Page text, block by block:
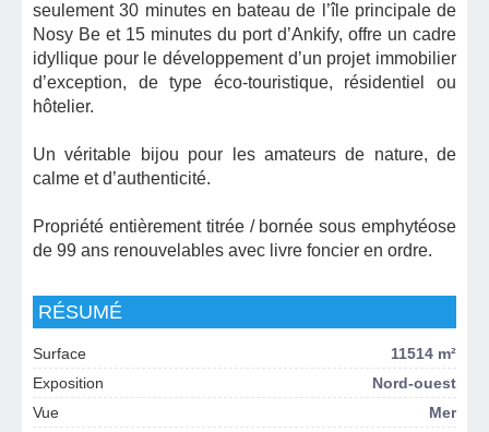
seulement 30 minutes en bateau de l’île principale de
Nosy Be et 15 minutes du port d’Ankify, offre un cadre
idyllique pour le développement d’un projet immobilier
d’exception, de type éco-touristique, résidentiel ou
hôtelier.
Un véritable bijou pour les amateurs de nature, de
calme et d’authenticité.
Propriété entièrement titrée / bornée sous emphytéose
de 99 ans renouvelables avec livre foncier en ordre.
RÉSUMÉ
Surface
11514 m²
Exposition
Nord-ouest
Vue
Mer